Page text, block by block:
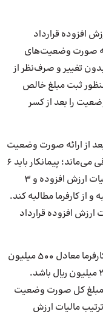
افزوده قرارداد
صورت وضعیت‌های
بدون تغییر و صرف‌نظر از
ثبت مبلغ خالص
را بعد از کسر
از ارائه صورت وضعیت
به کارفرما و کسر کسورات قانونی و توافقی باقی می‌ماند؛ پیمانکار باید ۶
درصد از مبلغ به‌دست‌آمده را تحت‌عنوان مالیات ارزش افزوده و ۳
از کارفرما مطالبه کند.
ارزش افزوده قرارداد
تصور کنید کل صورت وضعیت ارائه‌شده به کارفرما معادل ۵۰۰ میلیون
ریال و مبلغ صورت وضعیت بعد از کسورات ۲۰ میلیون ریال باشد.
مبلغ کل صورت وضعیت
مالیات ارزش